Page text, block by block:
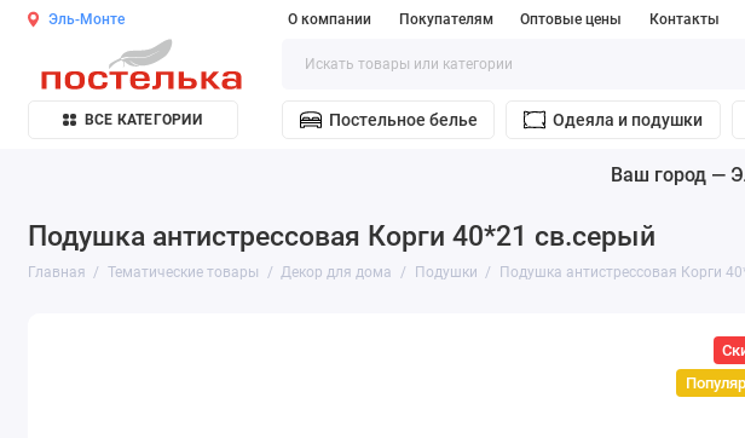
Эль-Монте О компании Покупателям Оптовые цены Контакты
ВСЕ КАТЕГОРИИ Постельное белье Одеяла и подушки
Ваш город —
Подушка антистрессовая Корги 40*21 св.серый
Главная Тематические товары Декор для дома Подушки Подушка антистрессовая Корги